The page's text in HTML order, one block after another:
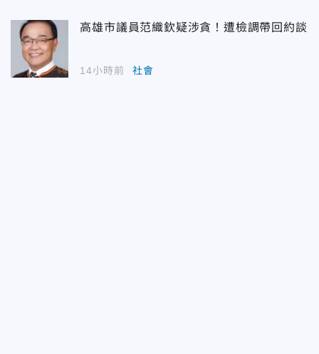
高雄市議員范織欽疑涉貪！遭檢調帶回約談
14小時前 社會